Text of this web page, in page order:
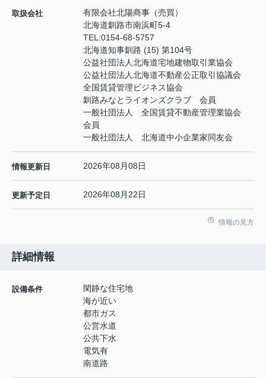
取扱会社
有限会社北陽商事（売買）
北海道釧路市南浜町5-4
TEL:0154-68-5757
北海道知事釧路 (15) 第104号
公益社団法人北海道宅地建物取引業協会
公益社団法人北海道不動産公正取引協議会
全国賃貸管理ビジネス協会
釧路みなとライオンズクラブ 会員
一般社団法人 全国賃貸不動産管理業協会
会員
一般社団法人 北海道中小企業家同友会
情報更新日 2026年08月08日
更新予定日 2026年08月22日
情報の見方
詳細情報
設備条件
閑静な住宅地
海が近い
都市ガス
公営水道
公共下水
電気有
南道路